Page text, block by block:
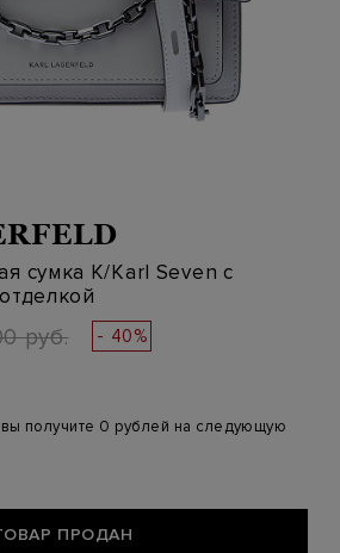
сумка K/Karl Seven с
руб. - 40%
получите 0 рублей на следующую
ПРОДАН